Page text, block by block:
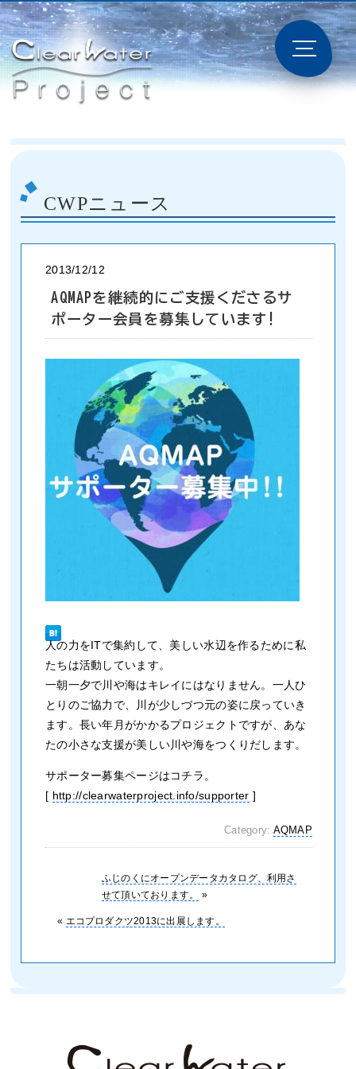
CWPニュース
2013/12/12
AQMAPを継続的にご支援くださるサ
ポーター会員を募集しています!
人の力をITで集約して、美しい水辺を作るために私
たちは活動しています。
一朝一夕で川や海はキレイにはなりません。一人ひ
とりのご協力で、川が少しづつ元の姿に戻っていき
ます。長い年月がかかるプロジェクトですが、あな
たの小さな支援が美しい川や海をつくりだします。
サポーター募集ページはコチラ。
[ http://clearwaterproject.info/supporter ]
Category: AQMAP
ふじのくにオープンデータカタログ、利用さ
せて頂いております。
»
« エコプロダクツ2013に出展します。